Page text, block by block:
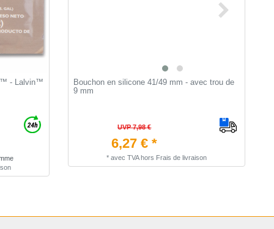
- Lalvin™
Bouchon en silicone 41/49 mm - avec trou de
9 mm
UVP 7,98 €
6,27 € *
* avec TVAhors Frais de livraison